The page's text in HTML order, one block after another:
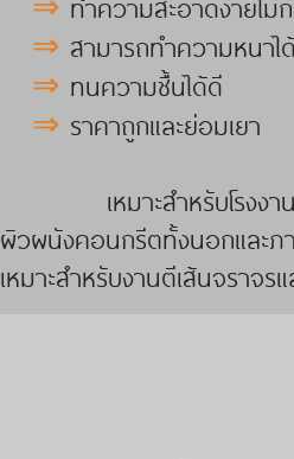
⇒ สามารถทำความห
⇒ ทนความชื้นได้ดี
⇒ ราคาถูกและย่อมเยา
เหมาะสำหรับโรงงานอุต
ผิวผนังคอนกรีตทั้งนอกและภา
เหมาะสำหรับงานตีเส้นจราจร